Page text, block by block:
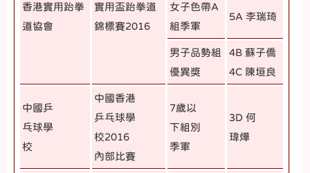
香港實用跆拳
道協會
實用盃跆拳道
錦標賽2016
女子色帶A
組季軍
5A 李瑞琦
男子品勢組
優異獎
4B 蘇子僑
4C 陳垣良
中國乒
乓球學
校
中國香港
乒乓球學
校2016
內部比賽
7歲以
下組別
季軍
3D 何
瑋燁